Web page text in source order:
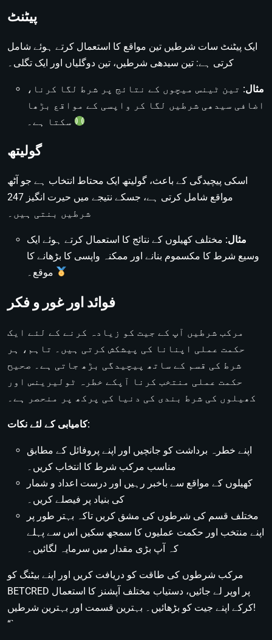
پیٹنٹ
ایک پیٹنٹ سات شرطیں تین مواقع کا استعمال کرتے ہوئے شامل
کرتی ہے: تین سیدھی شرطیں، تین دوگلیاں اور ایک تگلی۔
مثال: تین ٹینس میچوں کے نتائج پر شرط لگا کرنا،
اضافی سیدھی شرطیں لگا کر واپسی کے مواقع بڑھا
گولیتھ
اسکی پیچیدگی کے باعث، گولیتھ ایک محتاط انتخاب ہے جو آٹھ
مواقع شامل کرتی ہے، جسکے نتیجے میں حیرت انگیز 247
شرطیں بنتی ہیں۔
مثال: مختلف کھیلوں کے نتائج کا استعمال کرتے ہوئے ایک
وسیع شرط کا مکسموم بنانے اور ممکنہ واپسی کا بڑھانے کا
فوائد اور غور و فکر
مرکب شرطیں آپ کے جیت کو زیادہ کرنے کے لئے ایک
حکمت عملی اپنانا کی پیشکش کرتی ہیں۔ تاہم، ہر
شرط کی قسم کے ساتھ پیچیدگی بڑھ جاتی ہے۔ صحیح
حکمت عملی منتخب کرنا آپکے خطرہ ٹولیرینس اور
کھیلوں کی شرط بندی کی دنیا کی پرکھ پر منحصر ہے۔
کامیابی کے لئے نکات:
اپنے خطرہ برداشت کو جانچیں اور اپنے پروفائل کے مطابق
مناسب مرکب شرط کا انتخاب کریں۔
کھیلوں کے مواقع سے باخبر رہیں اور درست اعداد و شمار
کی بنیاد پر فیصلے کریں۔
مختلف قسم کی شرطوں کی مشق کریں تاکہ بہتر طور پر
اپنے منتخب اور حکمت عملیوں کا سمجھ سکیں اس سے پہلے
کہ آپ بڑی مقدار میں سرمایہ لگائیں۔
مرکب شرطوں کی طاقت کو دریافت کریں اور اپنے بیٹنگ کو
BETCRED پر اوپر لے جائیں، دستیاب مختلف آپشنز کا استعمال
کرکے اپنے جیت کو بڑھائیں۔ بہترین قسمت اور بہترین شرطیں!
“`